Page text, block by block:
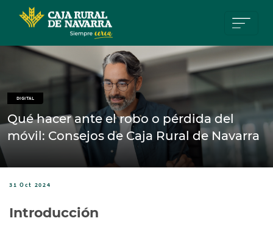
DIGITAL
Qué hacer ante el robo o pérdida del
móvil: Consejos de Caja Rural de Navarra
31 Oct 2024
Introducción